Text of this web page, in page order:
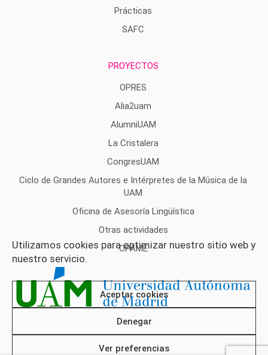
Utilizamos cookies para optimizar nuestro sitio web y
nuestro servicio.
Aceptar cookies
Denegar
Ver preferencias
Prácticas
SAFC
PROYECTOS
OPRES
Alia2uam
AlumniUAM
La Cristalera
CongresUAM
Ciclo de Grandes Autores e Intérpretes de la Música de la
UAM
Oficina de Asesoría Lingüística
Otras actividades
OPAME